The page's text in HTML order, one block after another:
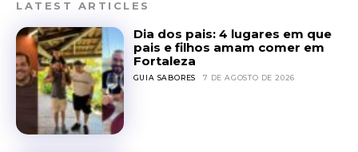
LATEST ARTICLES
Dia dos pais: 4 lugares em que
pais e filhos amam comer em
Fortaleza
GUIA SABORES 7 DE AGOSTO DE 2026